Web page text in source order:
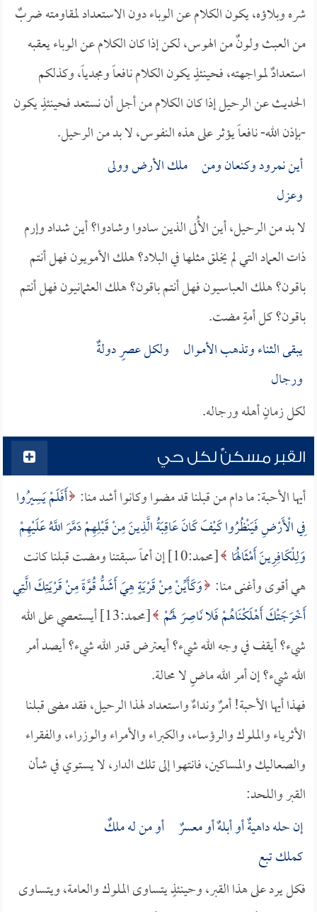
شره وبلاؤه، يكون الكلام عن الوباء دون الاستعداد لمقاومته ضربٌ
من العبث ولونٌ من الهوس، لكن إذا كان الكلام عن الوباء يعقبه
استعدادٌ لمواجهته، فحينئذٍ يكون الكلام نافعاً ومجدياً، وكذلكم
الحديث عن الرحيل إذا كان الكلام من أجل أن نستعد فحينئذٍ يكون
-بإذن الله- نافعاً يؤثر على هذه النفوس، لا بد من الرحيل.
أين نمرود وكنعان ومن ملك الأرض وولى
وعزل
لا بد من الرحيل، أين الأُلى الذين سادوا وشادوا؟ أين شداد وإرم
ذات العماد التي لم يخلق مثلها في البلاد؟ هلك الأمويون فهل أنتم
باقون؟ هلك العباسيون فهل أنتم باقون؟ هلك العثمانيون فهل أنتم
باقون؟ كل أمةٍ مضت.
يبقى الثناء وتذهب الأمـوال ولكل عصرٍ دولةٌ
ورجال
لكل زمانٍ أهله ورجاله.
القبر مسكنٌ لكل حي
أيها الأحبة: ما دام من قبلنا قد مضوا وكانوا أشد منا: أَفَلَمْ يَسِيرُوا
فِي الْأَرْضِ فَيَنْظُرُوا كَيْفَ كَانَ عَاقِبَةُ الَّذِينَ مِنْ قَبْلِهِمْ دَمَّرَ اللَّهُ عَلَيْهِمْ
وَلِلْكَافِرِينَ أَمْثَالُهَا
[محمد:10] إن أمماً سبقتنا ومضت قبلنا كانت
هي أقوى وأغنى منا: وَكَأَيِّنْ مِنْ قَرْيَةٍ هِيَ أَشَدُّ قُوَّةً مِنْ قَرْيَتِكَ الَّتِي
أَخْرَجَتْكَ أَهْلَكْنَاهُمْ فَلا نَاصِرَ لَهُمْ
[محمد:13] أيستعصي على الله
شيء؟ أيقف في وجه الله شيء؟ أيعترض قدر الله شيء؟ أيصد أمر
الله شيء؟ إن أمر الله ماضٍ لا محالة.
فهذا أيها الأحبة! أمرٌ ونداءٌ واستعداد لهذا الرحيل، فقد مضى قبلنا
الأثرياء والملوك والرؤساء، والكبراء والأمراء والوزراء، والفقراء
والصعاليك والمساكين، فانتهوا إلى تلك الدار، لا يستوي في شأن
القبر واللحد:
إن حله داهيةٌ أو أبلهٌ أو معسرٌ أو من له ملكٌ
كملك تبع
فكل يرد على هذا القبر، وحينئذٍ يتساوى الملوك والعامة، ويتساوى